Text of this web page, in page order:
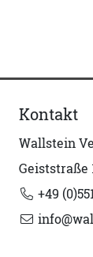
Kontakt
Wallstein
Geiststraße
+49